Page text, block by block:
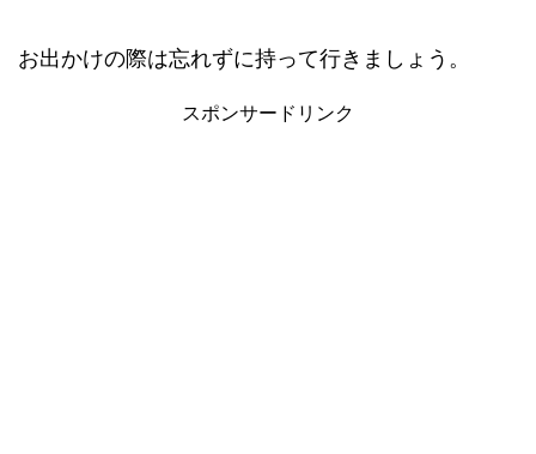
お出かけの際は忘れずに持って行きましょう。
スポンサードリンク